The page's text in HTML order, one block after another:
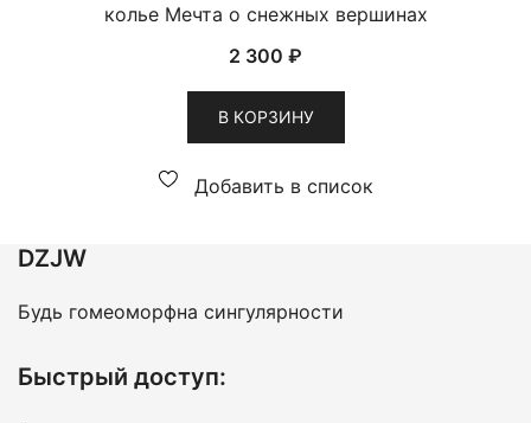
колье Мечта о снежных вершинах
2 300 ₽
В КОРЗИНУ
Добавить в список
DZJW
Будь гомеоморфна сингулярности
Быстрый доступ: